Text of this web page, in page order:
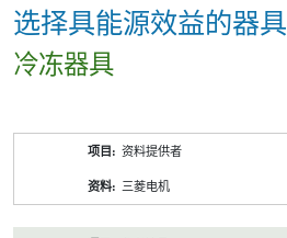
选择具能源效益的器具
冷冻器具
资料提供者
三菱电机